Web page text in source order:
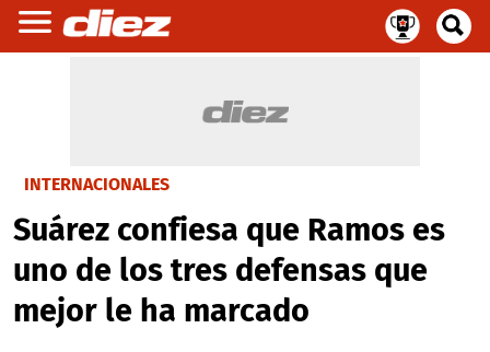
INTERNACIONALES
Suárez confiesa que Ramos es
uno de los tres defensas que
mejor le ha marcado